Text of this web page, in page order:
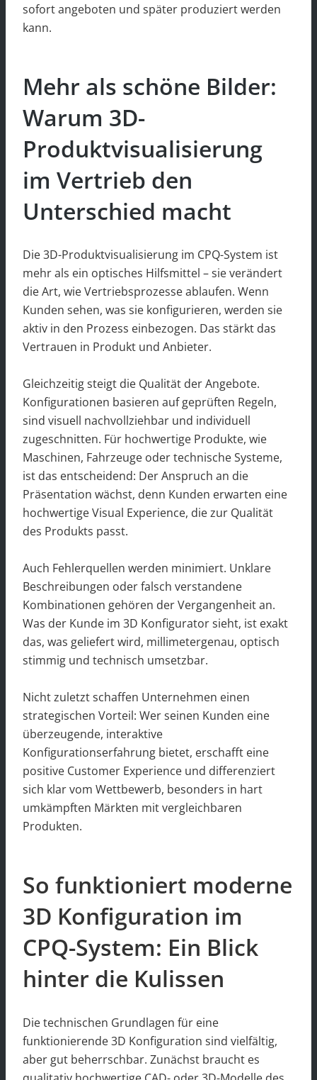
sofort angeboten und später produziert werden
kann.
Mehr als schöne Bilder:
Warum 3D-
Produktvisualisierung
im Vertrieb den
Unterschied macht
Die 3D-Produktvisualisierung im CPQ-System ist
mehr als ein optisches Hilfsmittel – sie verändert
die Art, wie Vertriebsprozesse ablaufen. Wenn
Kunden sehen, was sie konfigurieren, werden sie
aktiv in den Prozess einbezogen. Das stärkt das
Vertrauen in Produkt und Anbieter.
Gleichzeitig steigt die Qualität der Angebote.
Konfigurationen basieren auf geprüften Regeln,
sind visuell nachvollziehbar und individuell
zugeschnitten. Für hochwertige Produkte, wie
Maschinen, Fahrzeuge oder technische Systeme,
ist das entscheidend: Der Anspruch an die
Präsentation wächst, denn Kunden erwarten eine
hochwertige Visual Experience, die zur Qualität
des Produkts passt.
Auch Fehlerquellen werden minimiert. Unklare
Beschreibungen oder falsch verstandene
Kombinationen gehören der Vergangenheit an.
Was der Kunde im 3D Konfigurator sieht, ist exakt
das, was geliefert wird, millimetergenau, optisch
stimmig und technisch umsetzbar.
Nicht zuletzt schaffen Unternehmen einen
strategischen Vorteil: Wer seinen Kunden eine
überzeugende, interaktive
Konfigurationserfahrung bietet, erschafft eine
positive Customer Experience und differenziert
sich klar vom Wettbewerb, besonders in hart
umkämpften Märkten mit vergleichbaren
Produkten.
So funktioniert moderne
3D Konfiguration im
CPQ-System: Ein Blick
hinter die Kulissen
Die technischen Grundlagen für eine
funktionierende 3D Konfiguration sind vielfältig,
aber gut beherrschbar. Zunächst braucht es